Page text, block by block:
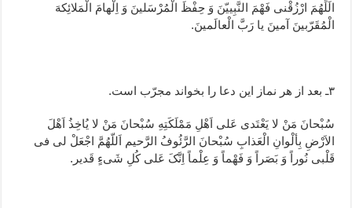
الَلِّهُمَ ارْزُقْنی فَهْمَ النَّبِییّنَ وَ حِفْظَ الْمُرْسَلینَ وَ اِلْهامَ الْمَلائِکهَ
الْمُقَرّبینَ آمینَ یا رَبَّ الْعالَمینَ.
۳ـ بعد از هر نماز این دعا را بخواند مجرّب است.
سُبْحانَ مَنْ لا یَعْتَدی عَلی اَهْلِ مَمْلَکَتِهِ سُبْحانَ مَنْ لا یُاخِذُ اَهْلَ
الاَرْضِ بِألْوانِ الْعَذابِ سُبْحانَ الرَّئُوفُ الرَّحیم اَللّهُمَّ اجْعَلْ لی فی
قَلْبی نُوراً وَ بَصَراً وَ فَهْماً وَ عِلْماً اِنَّکَ عَلی کُلِ شَیءٍ قَدیر.